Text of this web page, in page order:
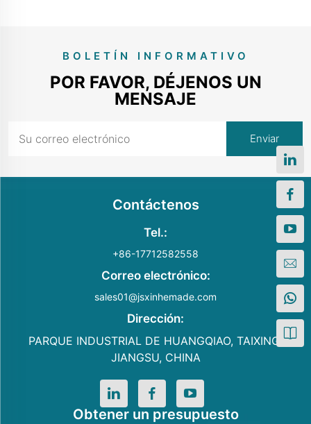
BOLETÍN INFORMATIVO
POR FAVOR, DÉJENOS UN
MENSAJE
Contáctenos
Tel.:
+86-17712582558
Correo electrónico:
sales01@jsxinhemade.com
Dirección:
PARQUE INDUSTRIAL DE HUANGQIAO, TAIXING,
JIANGSU, CHINA
Obtener un presupuesto